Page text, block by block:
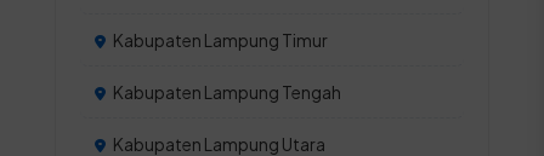
Kabupaten Lampung Timur
Kabupaten Lampung Tengah
Kabupaten Lampung Utara